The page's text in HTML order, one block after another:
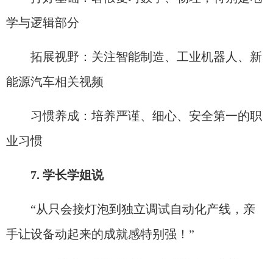
学与逻辑部分
拓展视野：关注智能制造、工业机器人、新
能源汽车相关视频
习惯养成：培养严谨、细心、安全第一的职
业习惯
7. 学长学姐说
“从只会接灯泡到独立调试自动化产线，亲
手让设备动起来的成就感特别强！”